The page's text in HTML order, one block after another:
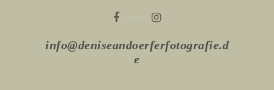
info@deniseandoerferfotografie.d
e